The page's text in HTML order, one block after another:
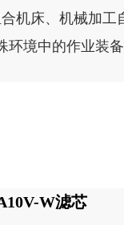
机床、机械加工
环境中的作业装备
W滤芯